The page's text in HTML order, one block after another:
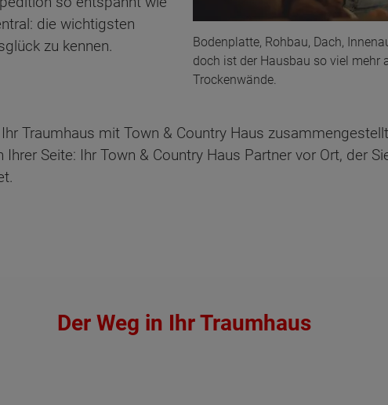
Bodenplatte, Rohbau, Dach,
doch ist der Hausbau so viel mehr
Trockenwände.
die wichtigsten
zu kennen.
Traumhaus mit Town & Country Haus
Seite: Ihr Town & Country Haus Partner vor Ort, der
Der Weg in Ihr Traumhaus